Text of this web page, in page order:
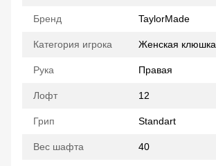
Бренд TaylorMade
Категория игрока Женская клюшка
Рука Правая
Лофт 12
Грип Standart
Вес шафта 40